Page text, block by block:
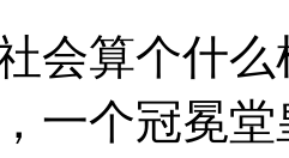
会算个什
一个冠冕